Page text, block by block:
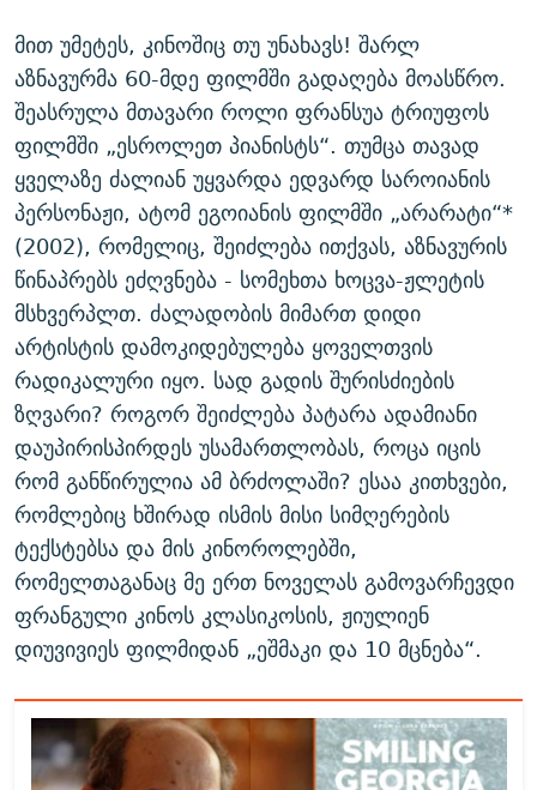
მით უმეტეს, კინოშიც თუ უნახავს! შარლ
აზნავურმა 60-მდე ფილმში გადაღება მოასწრო.
შეასრულა მთავარი როლი ფრანსუა ტრიუფოს
ფილმში „ესროლეთ პიანისტს“. თუმცა თავად
ყველაზე ძალიან უყვარდა ედვარდ საროიანის
პერსონაჟი, ატომ ეგოიანის ფილმში „არარატი“*
(2002), რომელიც, შეიძლება ითქვას, აზნავურის
წინაპრებს ეძღვნება - სომეხთა ხოცვა-ჟლეტის
მსხვერპლთ. ძალადობის მიმართ დიდი
არტისტის დამოკიდებულება ყოველთვის
რადიკალური იყო. სად გადის შურისძიების
ზღვარი? როგორ შეიძლება პატარა ადამიანი
დაუპირისპირდეს უსამართლობას, როცა იცის
რომ განწირულია ამ ბრძოლაში? ესაა კითხვები,
რომლებიც ხშირად ისმის მისი სიმღერების
ტექსტებსა და მის კინოროლებში,
რომელთაგანაც მე ერთ ნოველას გამოვარჩევდი
ფრანგული კინოს კლასიკოსის, ჟიულიენ
დიუვივიეს ფილმიდან „ეშმაკი და 10 მცნება“.